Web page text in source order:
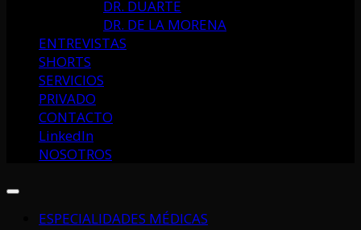
DR. DUARTE
DR. DE LA MORENA
ENTREVISTAS
SHORTS
SERVICIOS
PRIVADO
CONTACTO
LinkedIn
NOSOTROS
ESPECIALIDADES MÉDICAS